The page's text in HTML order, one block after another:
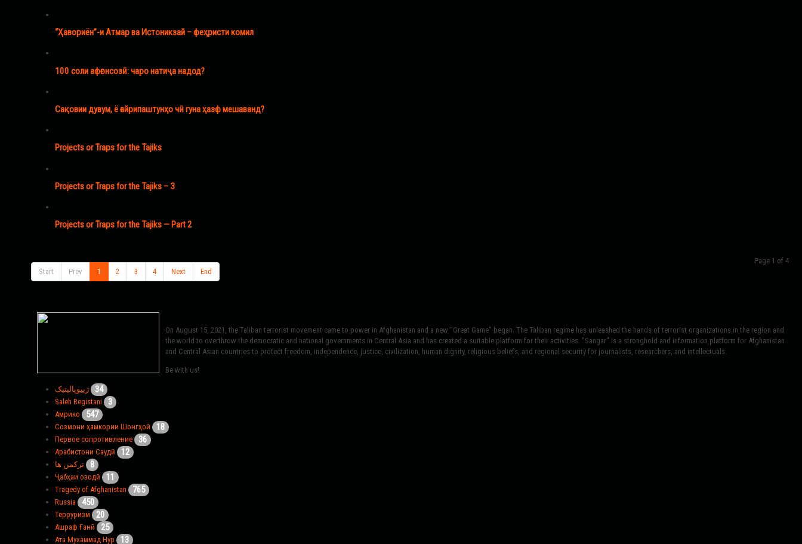
“Ҳавориён”-и Атмар ва Истоникзай – феҳристи комил
100 соли афғонсозӣ: чаро натиҷа надод?
Cақовии дувум, ё ғайрипаштунҳо чӣ гуна ҳазф мешаванд?
Projects or Traps for the Tajiks
Projects or Traps for the Tajiks – 3
Projects or Traps for the Tajiks — Part 2
Page 1 of 4
Start
Prev 1 2 3 4 Next End
On August 15, 2021, the Taliban terrorist movement came to power in Afghanistan and a new “Great Game” began. The Taliban regime has unleashed the hands of terrorist organizations in the region and
the world to overthrow the democratic and national governments in Central Asia and has created a suitable platform for their activities. "Sangar" is a stronghold and information platform for Afghanistan
and Central Asian countries to protect freedom, independence, justice, civilization, human dignity, religious beliefs, and regional security for journalists, researchers, and intellectuals.
Be with us!
ژییوپالیتیک 34
Saleh Registani 3
Амрико 547
Созмони ҳамкории Шонгҳой 18
Первое сопротивление 36
Арабистони Саудӣ 12
ترکمن ها 8
Ҷабҳаи озодӣ 11
Tragedy of Afghanistan 765
Russia 450
Терруризм 20
Ашраф Ғанӣ 25
Ата Мухаммад Нур 13